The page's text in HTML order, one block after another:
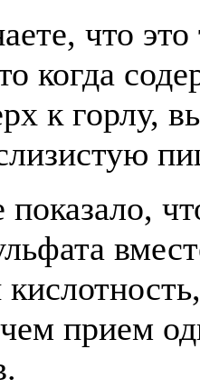
что
когда
к горлу,
показало,
прием